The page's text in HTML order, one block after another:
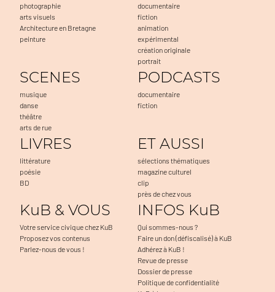
photographie
arts visuels
Architecture en Bretagne
peinture
documentaire
fiction
animation
expérimental
création originale
portrait
SCENES
musique
danse
théâtre
arts de rue
PODCASTS
documentaire
fiction
LIVRES
littérature
poésie
BD
ET AUSSI
sélections thématiques
magazine culturel
clip
près de chez vous
KuB & VOUS
Votre service civique chez KuB
Proposez vos contenus
Parlez-nous de vous !
INFOS KuB
Qui sommes-nous ?
Faire un don (défiscalisé) à KuB
Adhérez à KuB !
Revue de presse
Dossier de presse
Politique de confidentialité